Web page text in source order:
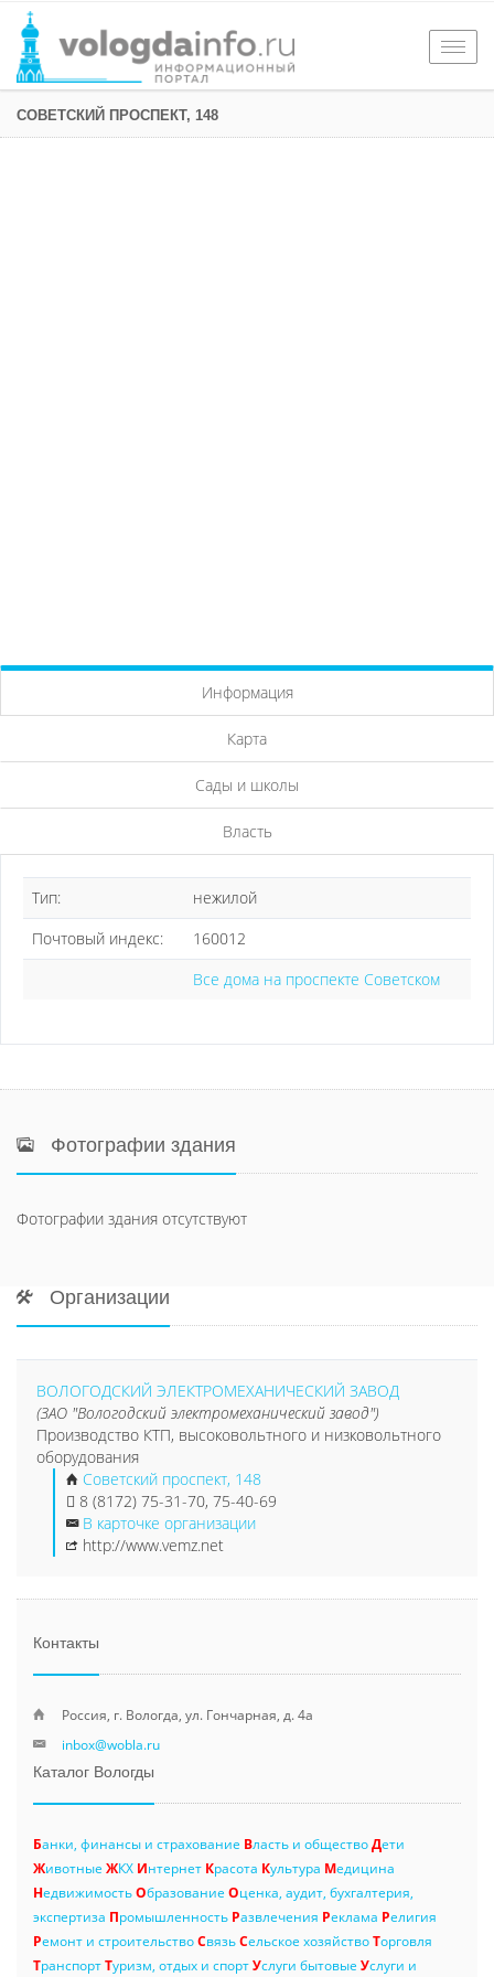
СОВЕТСКИЙ ПРОСПЕКТ, 148
Информация
Карта
Сады и школы
Власть
Тип:
нежилой
Почтовый индекс:
160012
Все дома на проспекте Советском
Фотографии здания
Фотографии здания отсутствуют
Организации
ВОЛОГОДСКИЙ ЭЛЕКТРОМЕХАНИЧЕСКИЙ ЗАВОД
(ЗАО "Вологодский электромеханический завод")
Производство КТП, высоковольтного и низковольтного
оборудования
Советский проспект, 148
8 (8172) 75-31-70, 75-40-69
В карточке организации
http://www.vemz.net
Контакты
Россия, г. Вологда, ул. Гончарная, д. 4а
inbox@wobla.ru
Каталог Вологды
Банки, финансы и страхование Власть и обществоДети
Животные ЖКХ Интернет Красота Культура Медицина
НедвижимостьОбразование Оценка, аудит, бухгалтерия,
экспертиза Промышленность Развлечения Реклама Религия
Ремонт и строительствоСвязьСельское хозяйствоТорговля
ТранспортТуризм, отдых и спортУслуги бытовые Услуги и